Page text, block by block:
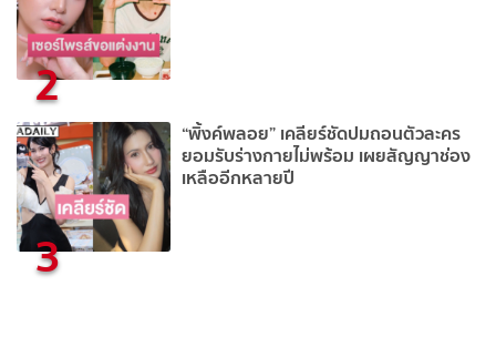
2
3
“พิ้งค์พลอย” เคลียร์ชัดปมถอนตัวละคร
ยอมรับร่างกายไม่พร้อม เผยสัญญาช่อง
เหลืออีกหลายปี